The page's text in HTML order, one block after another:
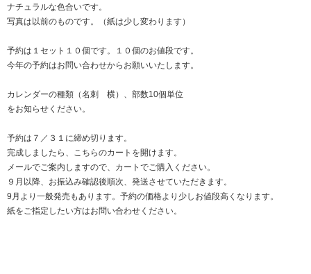
ナチュラルな色合いです。
写真は以前のものです。（紙は少し変わります）
予約は１セット１０個です。１０個のお値段です。
今年の予約はお問い合わせからお願いいたします。
カレンダーの種類（名刺 横）、部数10個単位
をお知らせください。
予約は７／３１に締め切ります。
完成しましたら、こちらのカートを開けます。
メールでご案内しますので、カートでご購入ください。
９月以降、お振込み確認後順次、発送させていただきます。
9月より一般発売もあります。予約の価格より少しお値段高くなります。
紙をご指定したい方はお問い合わせください。